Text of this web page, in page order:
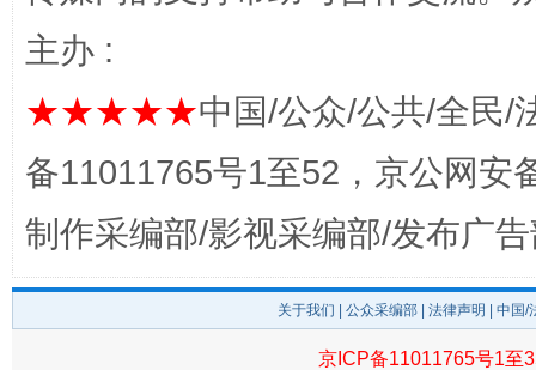
完善运行机制助力责任有效落实 一纸欠
主办 :
★★★★★中国/公众/公共/全民/
备11011765号1至52，京公网安
制作采编部/影视采编部/发布广
关于我们 公众采编部 法律声明 | 中国
京ICP备11011765号1至